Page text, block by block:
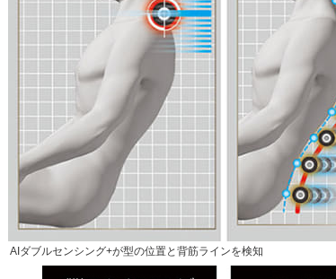
AIダブルセンシング+が型の位置と背筋ラインを検知